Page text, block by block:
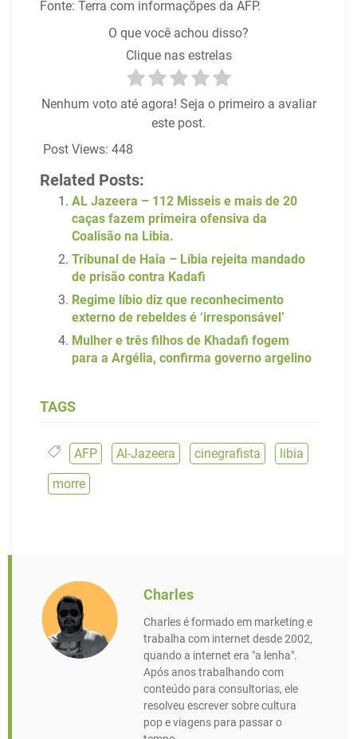
Fonte: Terra com informaçõpes da AFP.
O que você achou disso?
Clique nas estrelas
Nenhum voto até agora! Seja o primeiro a avaliar
este post.
Post Views: 448
Related Posts:
AL Jazeera – 112 Misseis e mais de 20
caças fazem primeira ofensiva da
Coalisão na Libia.
Tribunal de Haia – Líbia rejeita mandado
de prisão contra Kadafi
Regime líbio diz que reconhecimento
externo de rebeldes é ‘irresponsável’
Mulher e três filhos de Khadafi fogem
para a Argélia, confirma governo argelino
TAGS
AFP Al-Jazeera cinegrafista libia
morre
Charles
Charles é formado em marketing e
trabalha com internet desde 2002,
quando a internet era "a lenha".
Após anos trabalhando com
conteúdo para consultorias, ele
resolveu escrever sobre cultura
pop e viagens para passar o